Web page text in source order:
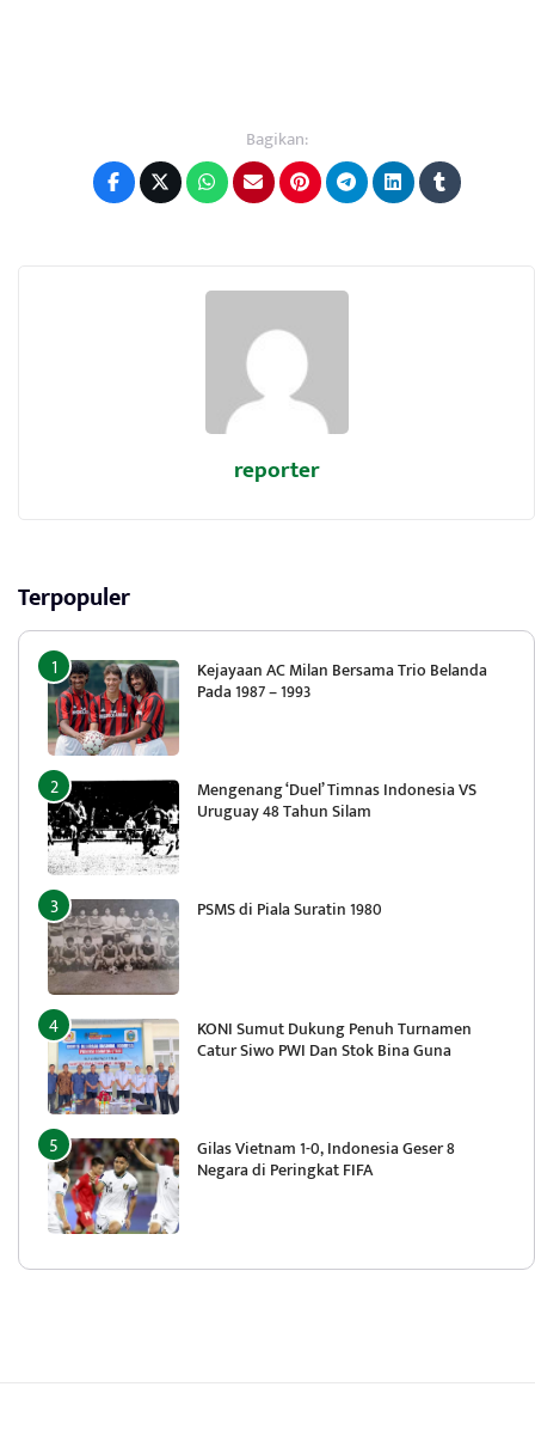
Bagikan:
reporter
Terpopuler
Kejayaan AC Milan Bersama Trio Belanda
Pada 1987 – 1993
Mengenang ‘Duel’ Timnas Indonesia VS
Uruguay 48 Tahun Silam
PSMS di Piala Suratin 1980
KONI Sumut Dukung Penuh Turnamen
Catur Siwo PWI Dan Stok Bina Guna
Gilas Vietnam 1-0, Indonesia Geser 8
Negara di Peringkat FIFA